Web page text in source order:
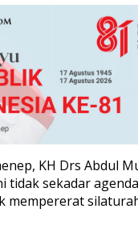
KH Drs Abdul
tidak sekadar
mempererat